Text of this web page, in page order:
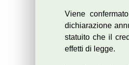
Viene
dichiarazione
statuito che il
effetti di legge.